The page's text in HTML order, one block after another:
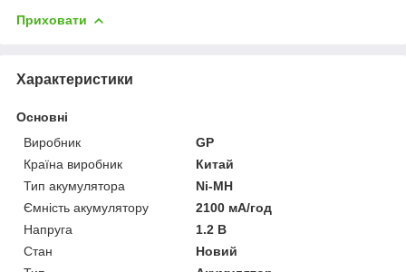
Приховати
Характеристики
Основні
Виробник
GP
Країна виробник
Китай
Тип акумулятора
Ni-MH
Ємність акумулятору
2100 мА/год
Напруга
1.2 В
Стан
Новий